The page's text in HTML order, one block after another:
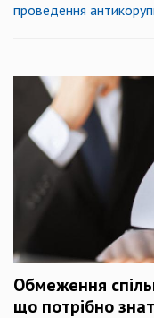
проведення
Обмеження
що потрібно